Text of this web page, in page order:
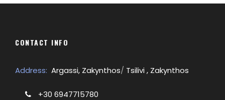
CONTACT INFO
Address: Argassi, Zakynthos/ Tsilivi , Zakynthos
+30 6947715780